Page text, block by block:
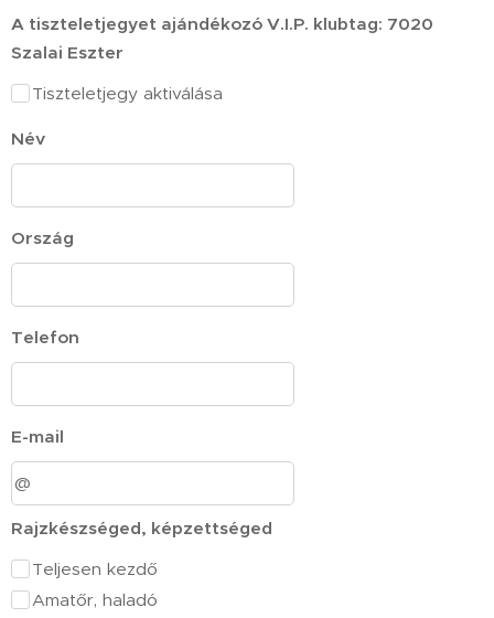
A tiszteletjegyet ajándékozó V.I.P. klubtag: 7020
Szalai Eszter
Tiszteletjegy aktiválása
Név
Ország
Telefon
E-mail
Rajzkészséged, képzettséged
Teljesen kezdő
Amatőr, haladó